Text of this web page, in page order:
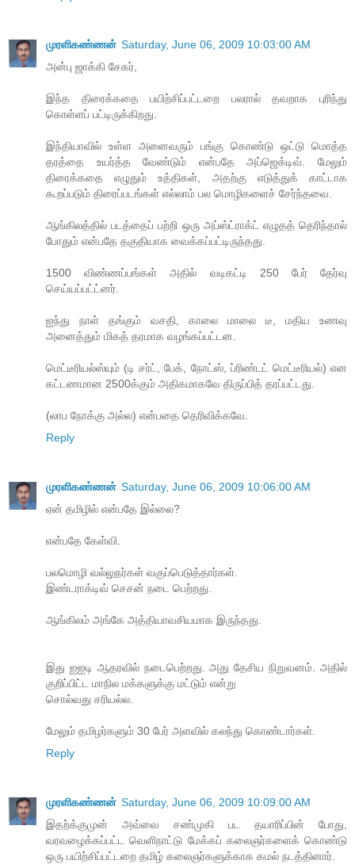
முரளிகண்ணன் Saturday, June 06, 2009 10:03:00 AM
அன்பு ஜாக்கி சேகர்,
இந்த திரைக்கதை பயிற்சிப்பட்டறை பலரால் தவறாக புரிந்து
கொள்ளப் பட்டிருக்கிறது.
இந்தியாவில் உள்ள அனைவரும் பங்கு கொண்டு ஒட்டு மொத்த
தரத்தை உயர்த்த வேண்டும் என்பதே அப்ஜெக்டிவ். மேலும்
திரைக்கதை எழுதும் உத்திகள், அதற்கு எடுத்துக் காட்டாக
கூறப்படும் திரைப்படங்கள் எல்லாம் பல மொழிகளைச் சேர்ந்தவை.
ஆங்கிலத்தில் படத்தைப் பற்றி ஒரு அப்ஸ்ட்ராக்ட் எழுதத் தெரிந்தால்
போதும் என்பதே தகுதியாக வைக்கப்பட்டிருந்தது.
1500 விண்ணப்பங்கள் அதில் வடிகட்டி 250 பேர் தேர்வு
செய்யப்பட்ட்னர்.
ஐந்து நாள் தங்கும் வசதி, காலை மாலை டீ, மதிய உணவு
அனைத்தும் மிகத் தரமாக வழங்கப்பட்டன.
மெட்டீரியல்ஸ்யும் (டி சர்ட், பேக், நோட்ஸ், ப்ரிண்டட் மெட்டீரியல்) என
கட்டணமான 2500க்கும் அதிகமாகவே திருப்பித் தரப்பட்டது.
(லாப நோக்கு அல்ல) என்பதை தெரிவிக்கவே.
Reply
முரளிகண்ணன் Saturday, June 06, 2009 10:06:00 AM
ஏன் தமிழில் என்பதே இல்லை?
என்பதே கேள்வி.
பலமொழி வல்லுநர்கள் வகுப்பெடுத்தார்கள்.
இண்டராக்டிவ் செசன் நடை பெற்றது.
ஆங்கிலம் அங்கே அத்தியாவசியமாக இருந்தது.
இது ஐஐடி ஆதரவில் நடைபெற்றது. அது தேசிய நிறுவனம். அதில்
குறிப்பிட்ட மாநில மக்களுக்கு மட்டும் என்று
சொல்வது சரியல்ல.
மேலும் தமிழர்களும் 30 பேர் அளவில் கலந்து கொண்டார்கள்.
Reply
முரளிகண்ணன் Saturday, June 06, 2009 10:09:00 AM
இதற்க்குமுன் அவ்வை சண்முகி பட தயாரிப்பின் போது,
வரவழைக்கப்பட்ட வெளிநாட்டு மேக்கப் கலைஞர்களைக் கொண்டு
ஒரு பயிற்சிப்பட்டறை தமிழ் கலைஞர்களுக்காக கமல் நடத்தினார்.